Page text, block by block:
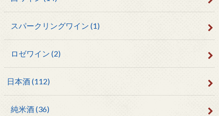
スパークリングワイン (1)
ロゼワイン (2)
日本酒(112)
純米酒(36)